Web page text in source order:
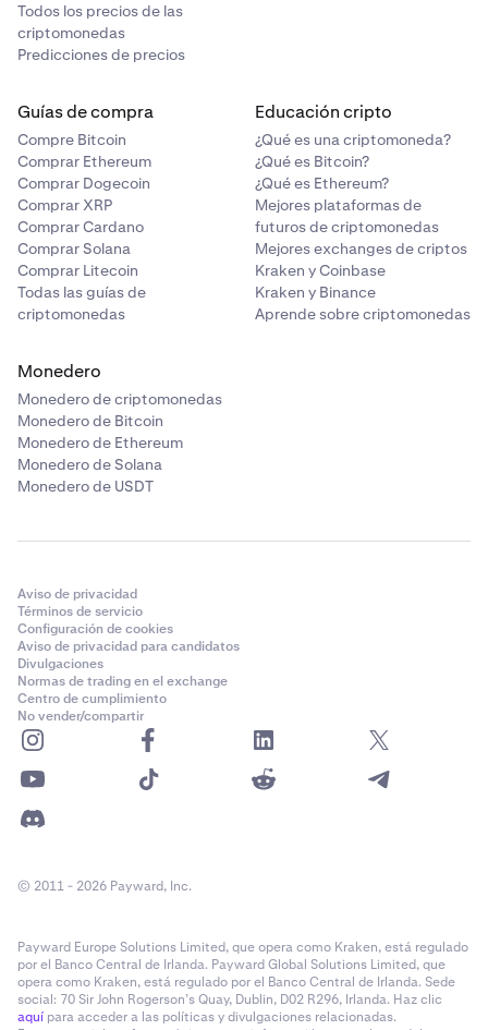
Todos los precios de las
criptomonedas
Predicciones de precios
Guías de compra
Compre Bitcoin
Comprar Ethereum
Comprar Dogecoin
Comprar XRP
Comprar Cardano
Comprar Solana
Comprar Litecoin
Todas las guías de
criptomonedas
Educación cripto
¿Qué es una criptomoneda?
¿Qué es Bitcoin?
¿Qué es Ethereum?
Mejores plataformas de
futuros de criptomonedas
Mejores exchanges de criptos
Kraken y Coinbase
Kraken y Binance
Aprende sobre criptomonedas
Monedero
Monedero de criptomonedas
Monedero de Bitcoin
Monedero de Ethereum
Monedero de Solana
Monedero de USDT
Aviso de privacidad
Términos de servicio
Configuración de cookies
Aviso de privacidad para candidatos
Divulgaciones
Normas de trading en el exchange
Centro de cumplimiento
No vender/compartir
© 2011 - 2026 Payward, Inc.
Payward Europe Solutions Limited, que opera como Kraken, está regulado
por el Banco Central de Irlanda. Payward Global Solutions Limited, que
opera como Kraken, está regulado por el Banco Central de Irlanda. Sede
social: 70 Sir John Rogerson’s Quay, Dublin, D02 R296, Irlanda. Haz clic
aquí para acceder a las políticas y divulgaciones relacionadas.